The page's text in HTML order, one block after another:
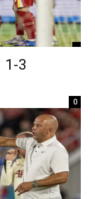
1-3
0